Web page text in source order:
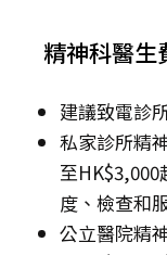
精神科醫生
建議致電診
私家診所精
至
度、檢查和
公立醫院精